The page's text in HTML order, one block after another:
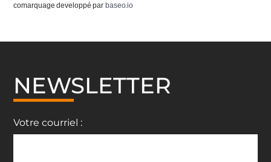
comarquage developpé par baseo.io
NEWSLETTER
Votre courriel :